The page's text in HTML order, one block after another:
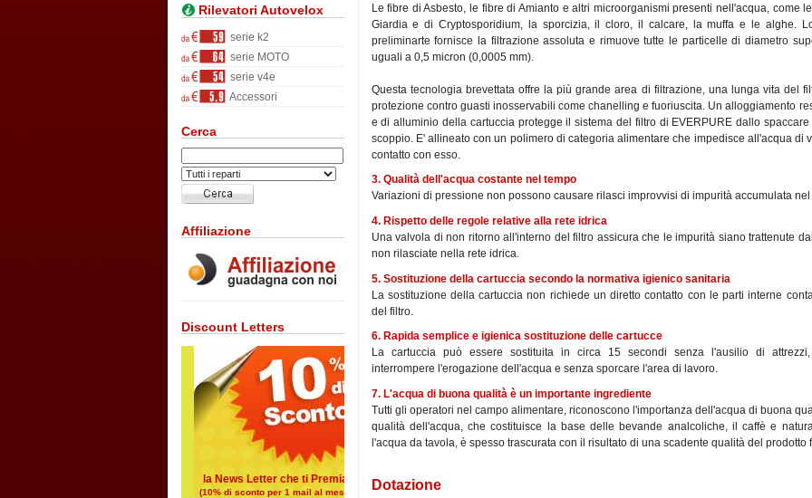
Rilevatori Autovelox
serie k2
serie MOTO
serie v4e
Accessori
Cerca
Affiliazione
Discount Letters
la News Letter che ti Premia
(10% di sconto per 1 mail al mese)
Le fibre di Asbesto, le fibre di Amianto e altri microorganismi presenti nell'acqua, come
Giardia e di Cryptosporidium, la sporcizia, il cloro, il calcare, la muffa e le alghe.
preliminarte fornisce la filtrazione assoluta e rimuove tutte le particelle di diametro
uguali a 0,5 micron (0,0005 mm).
Questa tecnologia brevettata offre la più grande area di filtrazione, una lunga vita del
protezione contro guasti inosservabili come chanelling e fuoriuscita. Un alloggiamento
e di alluminio della cartuccia protegge il sistema del filtro di EVERPURE dallo
scoppio. E' allineato con un polimero di categoria alimentare che impedisce all'acqua di
contatto con esso.
3. Qualità dell'acqua costante nel tempo
Variazioni di pressione non possono causare rilasci improvvisi di impurità accumulata nel
4. Rispetto delle regole relative alla rete idrica
Una valvola di non ritorno all'interno del filtro assicura che le impurità siano trattenute
non rilasciate nella rete idrica.
5. Sostituzione della cartuccia secondo la normativa igienico sanitaria
La sostituzione della cartuccia non richiede un diretto contatto con le parti interne
del filtro.
6. Rapida semplice e igienica sostituzione delle cartucce
La cartuccia può essere sostituita in circa 15 secondi senza l'ausilio di
interrompere l'erogazione dell'acqua e senza sporcare l'area di lavoro.
7. L'acqua di buona qualità è un importante ingrediente
Tutti gli operatori nel campo alimentare, riconoscono l'importanza dell'acqua di buona
qualità dell'acqua, che costituisce la base delle bevande analcoliche, il caffè e
l'acqua da tavola, è spesso trascurata con il risultato di una scadente qualità del prodotto
Dotazione